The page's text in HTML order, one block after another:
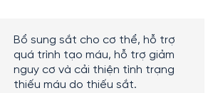
Bổ sung sắt cho cơ thể, hỗ trợ
quá trình tạo máu, hỗ trợ giảm
nguy cơ và cải thiện tình trạng
thiếu máu do thiếu sắt.